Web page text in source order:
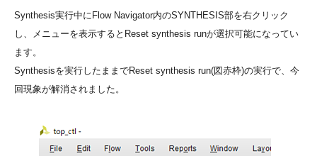
Synthesis実行中にFlow Navigator内のSYNTHESIS部を右クリック
し、メニューを表示するとReset synthesis runが選択可能になってい
ます。
Synthesisを実行したままでReset synthesis run(図赤枠)の実行で、今
回現象が解消されました。